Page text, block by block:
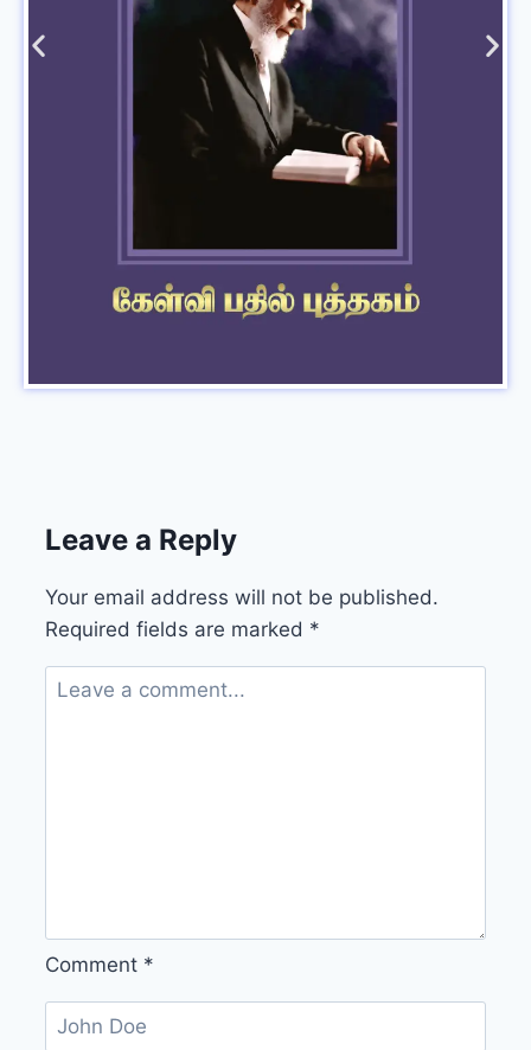
Leave a Reply
Your email address will not be published.
Required fields are marked *
Comment *